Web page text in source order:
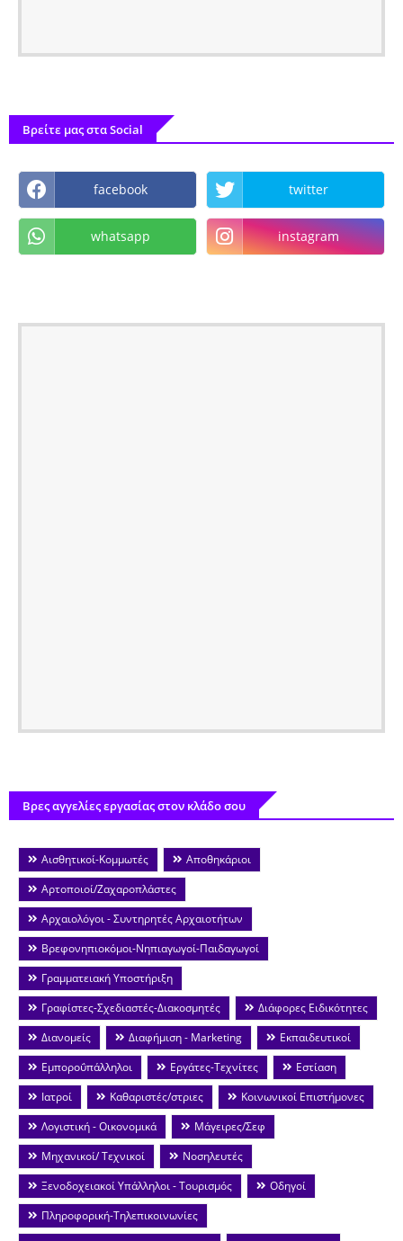
Βρείτε μας στα Social
facebook twitter
whatsapp instagram
Βρες αγγελίες εργασίας στον κλάδο σου
Αισθητικοί-Κομμωτές
Αποθηκάριοι
Αρτοποιοί/Ζαχαροπλάστες
Αρχαιολόγοι - Συντηρητές Αρχαιοτήτων
Βρεφονηπιοκόμοι-Νηπιαγωγοί-Παιδαγωγοί
Γραμματειακή Υποστήριξη
Γραφίστες-Σχεδιαστές-Διακοσμητές
Διάφορες Ειδικότητες
Διανομείς
Διαφήμιση - Marketing
Εκπαιδευτικοί
Εμποροΰπάλληλοι
Εργάτες-Τεχνίτες
Εστίαση
Ιατροί
Καθαριστές/στριες
Κοινωνικοί Επιστήμονες
Λογιστική - Οικονομικά
Μάγειρες/Σεφ
Μηχανικοί/ Τεχνικοί
Νοσηλευτές
Ξενοδοχειακοί Υπάλληλοι - Τουρισμός
Οδηγοί
Πληροφορική-Τηλεπικοινωνίες